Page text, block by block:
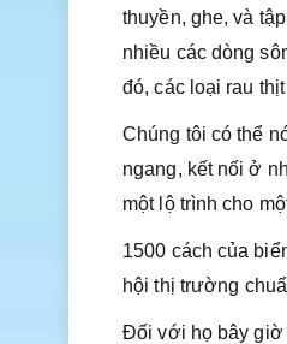
thuyền, ghe, và
nhiều các dòng
đó, các loại rau
Chúng tôi có thể
ngang, kết nối ở
một lộ trình cho
1500 cách của
hội thị trường
Đối với họ bây giờ